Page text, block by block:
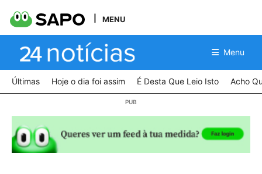
MENU
Menu
Últimas Hoje o dia foi assim É Desta Que Leio Isto Acho